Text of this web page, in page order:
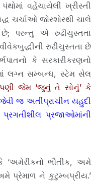
વહેંચાયેલી ખ્રીસ્તી
ચર્ચાઓ જોરશોરથી ચાલે
પરન્તુ એ રુઢીચુસ્તતા
રુઢીચુસ્તતા છે
કે સરકારીકરણનો
લગ્ન સમ્બન્ધ, સ્ટેમ સેલ
જેમ ‘જુનું તે સોનું’ કે
જ અતીપ્રાચીન યહુદી
પ્રજાઓમાંની
‘અમેરીકનો ભૌતીક, અમે
પ્રેમાળ ને કુટુમ્બપ્રીય.’